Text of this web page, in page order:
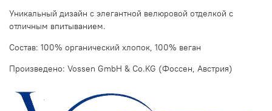
Уникальный дизайн с элегантной велюровой отделкой c
отличным впитыванием.
Состав: 100% органический хлопок, 100% веган
Произведено: Vossen GmbH & Co.KG (Фоссен, Австрия)